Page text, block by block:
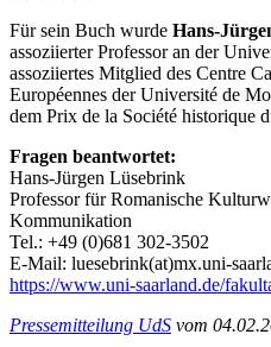
Für sein Buch wurde Hans-
assoziierter Professor an der
assoziiertes Mitglied des Centre
Européennes der Université de
dem Prix de la Société historique
Fragen beantwortet:
Hans-Jürgen Lüsebrink
Professor für Romanische
Kommunikation
Tel.: +49 (0)681 302-3502
E-Mail: luesebrink(at)mx.uni-
https://www.uni-saarland.de/
Pressemitteilung UdS vom